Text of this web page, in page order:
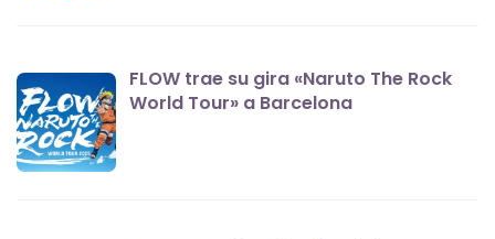
FLOW trae su gira «Naruto The Rock
World Tour» a Barcelona